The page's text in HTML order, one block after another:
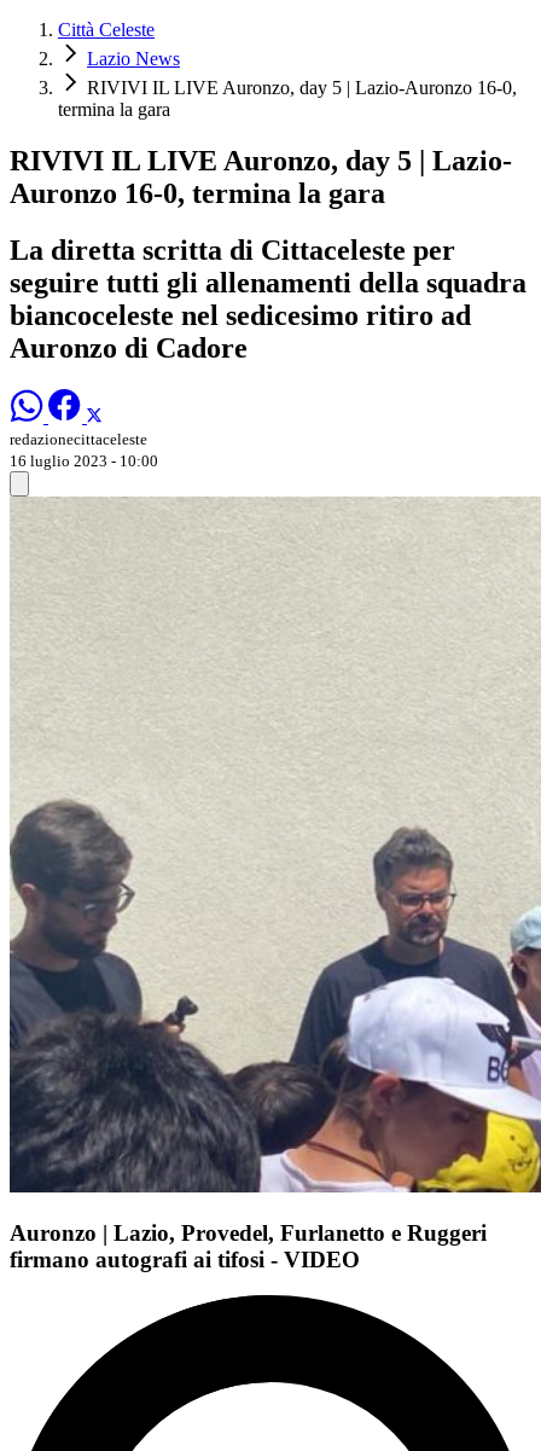
Città Celeste
Lazio News
RIVIVI IL LIVE Auronzo, day 5 | Lazio-Auronzo 16-0,
termina la gara
RIVIVI IL LIVE Auronzo, day 5 | Lazio-
Auronzo 16-0, termina la gara
La diretta scritta di Cittaceleste per
seguire tutti gli allenamenti della squadra
biancoceleste nel sedicesimo ritiro ad
Auronzo di Cadore
redazionecittaceleste
16 luglio 2023 - 10:00
Auronzo | Lazio, Provedel, Furlanetto e Ruggeri
firmano autografi ai tifosi - VIDEO